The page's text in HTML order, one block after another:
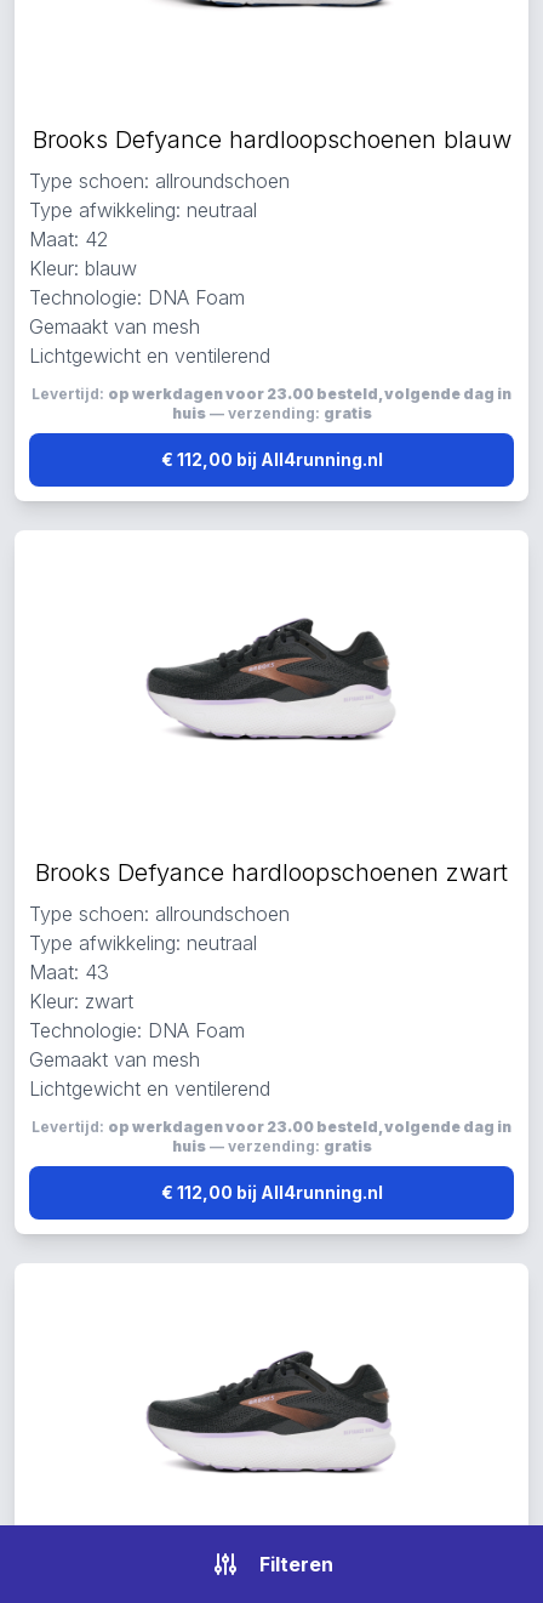
Brooks Defyance hardloopschoenen blauw
Type schoen: allroundschoen
Type afwikkeling: neutraal
Maat: 42
Kleur: blauw
Technologie: DNA Foam
Gemaakt van mesh
Lichtgewicht en ventilerend
Levertijd: op werkdagen voor 23.00 besteld, volgende dag in
huis— verzending: gratis
€ 112,00 bij All4running.nl
Brooks Defyance hardloopschoenen zwart
Type schoen: allroundschoen
Type afwikkeling: neutraal
Maat: 43
Kleur: zwart
Technologie: DNA Foam
Gemaakt van mesh
Lichtgewicht en ventilerend
Levertijd: op werkdagen voor 23.00 besteld, volgende dag in
huis— verzending: gratis
€ 112,00 bij All4running.nl
Filteren